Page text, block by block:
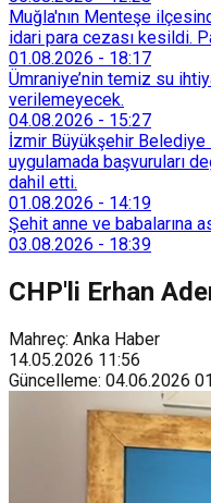
Muğla'nın Menteşe
idari para cezası kesildi.
01.08.2026 - 18:17
Ümraniye’nin temiz su
verilemeyecek.
04.08.2026 - 15:27
İzmir Büyükşehir Belediye
uygulamada başvuruları
dahil etti.
01.08.2026 - 14:19
Şehit anne ve babalarına
03.08.2026 - 18:39
CHP'li Erhan
Mahreç: Anka Haber
14.05.2026 11:56
Güncelleme: 04.06.2026